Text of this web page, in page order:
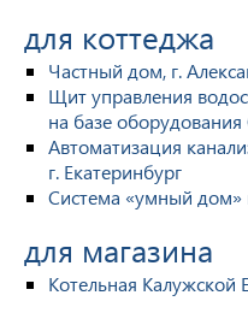
для коттеджа
Частный дом, г.
Щит управления
на базе
Автоматизация
г. Екатеринбург
Система «умный дом»
для магазина
Котельная Калужской